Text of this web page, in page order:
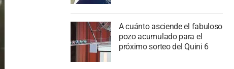
A cuánto asciende el fabuloso
pozo acumulado para el
próximo sorteo del Quini 6